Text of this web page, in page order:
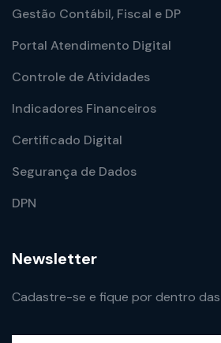
Gestão Contábil, Fiscal e DP
Portal Atendimento Digital
Controle de Atividades
Indicadores Financeiros
Certificado Digital
Segurança de Dados
DPN
Newsletter
Cadastre-se e fique por dentro